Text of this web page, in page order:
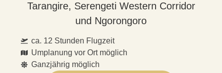
Tarangire, Serengeti Western Corridor
und Ngorongoro
ca. 12 Stunden Flugzeit
Umplanung vor Ort möglich
Ganzjährig möglich